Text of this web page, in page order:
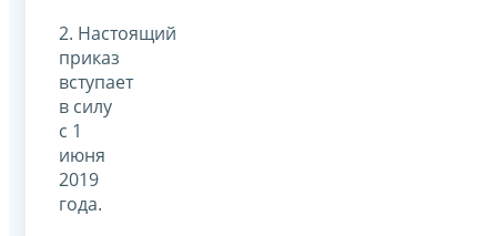
2. Настоящий
приказ
вступает
в силу
с 1
июня
2019
года.